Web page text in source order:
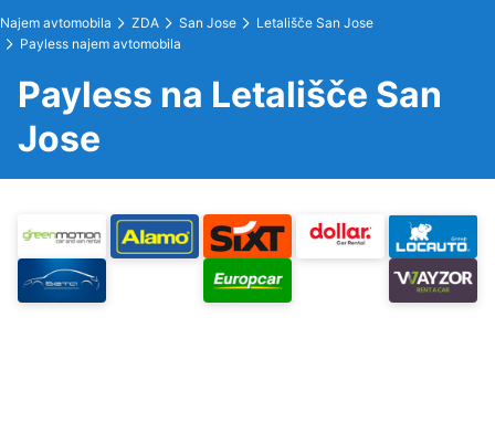
Najem avtomobila ZDA San Jose
Letališče San Jose
Payless najem avtomobila
Payless na Letališče San
Jose